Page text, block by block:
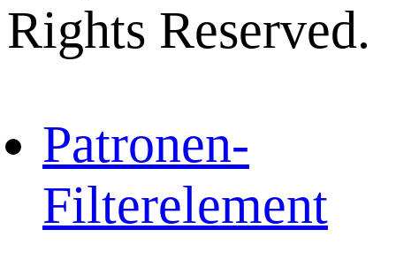
Rights Reserved.
Patronen-
Filterelement